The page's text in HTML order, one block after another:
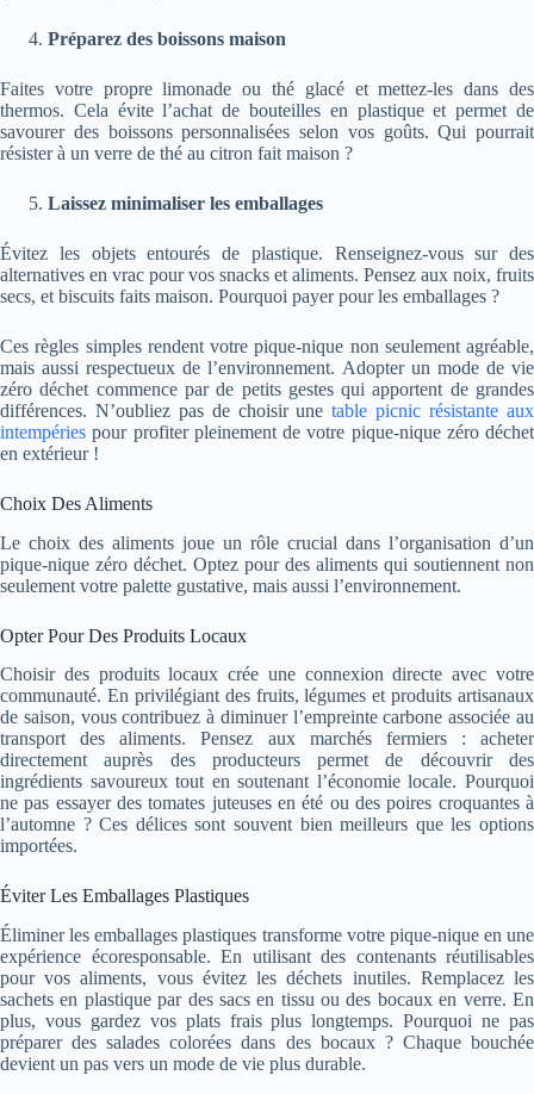
Préparez des boissons maison
Faites votre propre limonade ou thé glacé et mettez-les dans des
thermos. Cela évite l’achat de bouteilles en plastique et permet de
savourer des boissons personnalisées selon vos goûts. Qui pourrait
résister à un verre de thé au citron fait maison ?
Laissez minimaliser les emballages
Évitez les objets entourés de plastique. Renseignez-vous sur des
alternatives en vrac pour vos snacks et aliments. Pensez aux noix, fruits
secs, et biscuits faits maison. Pourquoi payer pour les emballages ?
Ces règles simples rendent votre pique-nique non seulement agréable,
mais aussi respectueux de l’environnement. Adopter un mode de vie
zéro déchet commence par de petits gestes qui apportent de grandes
différences. N’oubliez pas de choisir unetable picnic résistante aux
intempéries pour profiter pleinement de votre pique-nique zéro déchet
en extérieur !
Choix Des Aliments
Le choix des aliments joue un rôle crucial dans l’organisation d’un
pique-nique zéro déchet. Optez pour des aliments qui soutiennent non
seulement votre palette gustative, mais aussi l’environnement.
Opter Pour Des Produits Locaux
Choisir des produits locaux crée une connexion directe avec votre
communauté. En privilégiant des fruits, légumes et produits artisanaux
de saison, vous contribuez à diminuer l’empreinte carbone associée au
transport des aliments. Pensez aux marchés fermiers : acheter
directement auprès des producteurs permet de découvrir des
ingrédients savoureux tout en soutenant l’économie locale. Pourquoi
ne pas essayer des tomates juteuses en été ou des poires croquantes à
l’automne ? Ces délices sont souvent bien meilleurs que les options
importées.
Éviter Les Emballages Plastiques
Éliminer les emballages plastiques transforme votre pique-nique en une
expérience écoresponsable. En utilisant des contenants réutilisables
pour vos aliments, vous évitez les déchets inutiles. Remplacez les
sachets en plastique par des sacs en tissu ou des bocaux en verre. En
plus, vous gardez vos plats frais plus longtemps. Pourquoi ne pas
préparer des salades colorées dans des bocaux ? Chaque bouchée
devient un pas vers un mode de vie plus durable.